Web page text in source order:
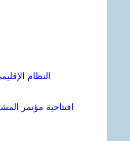
النظام
افتتاحية مؤتمر